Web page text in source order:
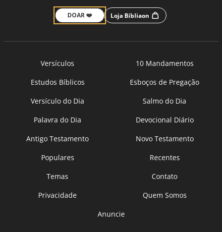
DOAR ❤️ Loja Bíbliaon
Versículos
10 Mandamentos
Estudos Bíblicos
Esboços de Pregação
Versículo do Dia
Salmo do Dia
Palavra do Dia
Devocional Diário
Antigo Testamento
Novo Testamento
Populares
Recentes
Temas
Contato
Privacidade
Quem Somos
Anuncie